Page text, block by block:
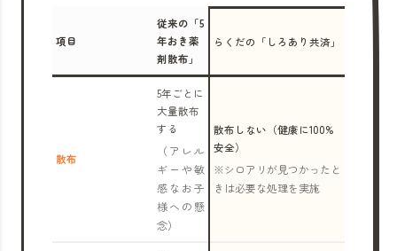
項目
従来の「5
年おき薬
剤散布」
らくだの「しろあり共済」
散布
5年ごとに
大量散布
する
（アレル
ギーや敏
感なお子
様への懸
念）
散布しない（健康に100%
安全）
※シロアリが見つかったと
きは必要な処理を実施